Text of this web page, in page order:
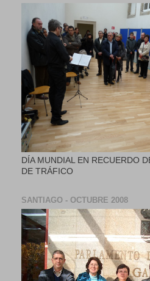
DÍA MUNDIAL EN RECUERDO
DE TRÁFICO
SANTIAGO - OCTUBRE 2008